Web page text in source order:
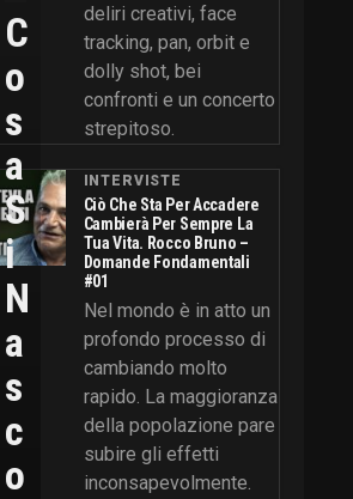
deliri creativi, face
tracking, pan, orbit e
dolly shot, bei
confronti e un concerto
strepitoso.
INTERVISTE
Ciò Che Sta Per Accadere
Cambierà Per Sempre La
Tua Vita. Rocco Bruno –
Domande Fondamentali
#01
Nel mondo è in atto un
profondo processo di
cambiando molto
rapido. La maggioranza
della popolazione pare
subire gli effetti
inconsapevolmente.
C
O
S
A
S
I
N
A
S
C
O